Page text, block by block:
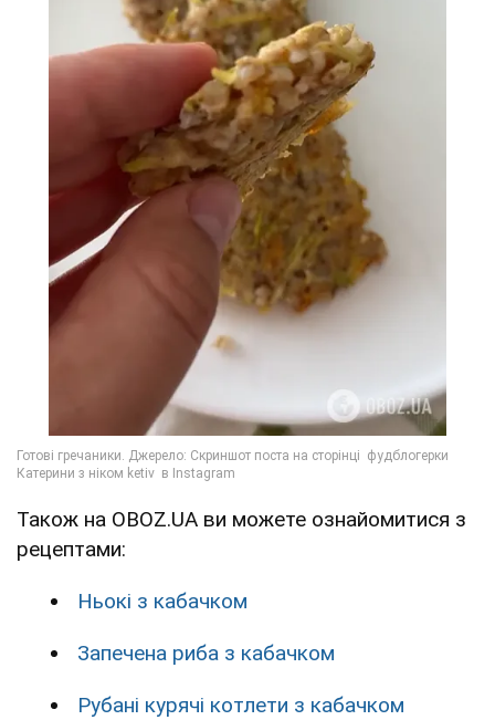
Також на OBOZ.UA ви можете ознайомитися з
рецептами:
Ньокі з кабачком
Запечена риба з кабачком
Рубані курячі котлети з кабачком